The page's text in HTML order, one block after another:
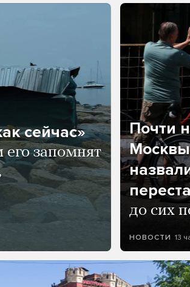
сейчас»
запомнят
Почти
Москвы
до сих
НОВОСТИ 13